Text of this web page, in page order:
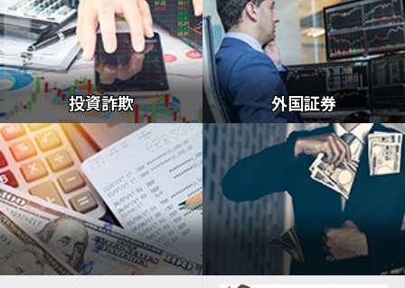
投資詐欺 外国証券